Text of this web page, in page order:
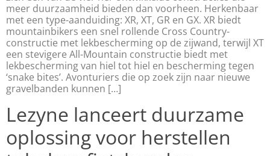
meer duurzaamheid bieden dan voorheen. Herkenbaar
met een type-aanduiding: XR, XT, GR en GX. XR biedt
mountainbikers een snel rollende Cross Country-
constructie met lekbescherming op de zijwand, terwijl XT
een stevigere All-Mountain constructie biedt met
lekbescherming van hiel tot hiel en bescherming tegen
‘snake bites’. Avonturiers die op zoek zijn naar nieuwe
gravelbanden kunnen […]
Lezyne lanceert duurzame
oplossing voor herstellen